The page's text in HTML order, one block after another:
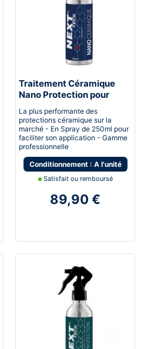
Traitement Céramique
Nano Protection pour
La plus performante des
protections céramique sur la
marché - En Spray de 250ml pour
faciliter son application - Gamme
professionnelle
Conditionnement : A l'unité
Satisfait ou remboursé
89,90 €